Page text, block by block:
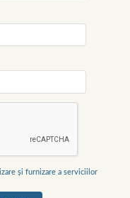
și furnizare a serviciilor